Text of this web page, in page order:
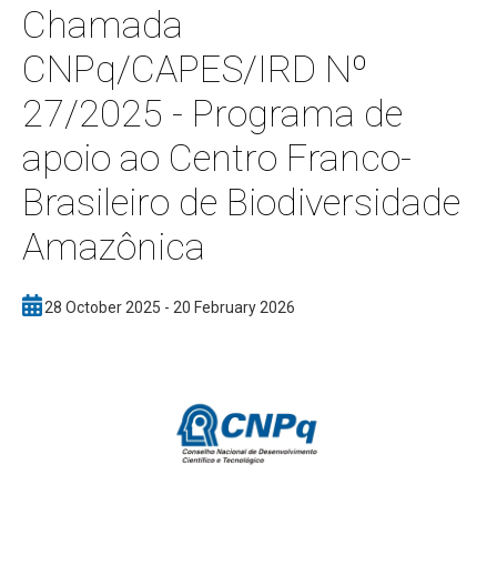
Chamada
CNPq/CAPES/IRD Nº
27/2025 - Programa de
apoio ao Centro Franco-
Brasileiro de Biodiversidade
Amazônica
28 October 2025 - 20 February 2026